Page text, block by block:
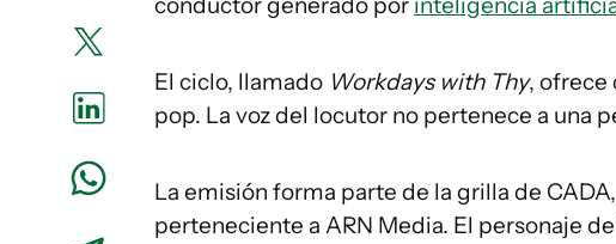
El ciclo, llamado Workdays with Thy, ofrece
pop. La voz del locutor no pertenece a una
La emisión forma parte de la grilla de
perteneciente a ARN Media. El personaje